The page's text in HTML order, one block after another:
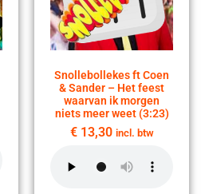
Snollebollekes ft Coen
& Sander – Het feest
waarvan ik morgen
niets meer weet (3:23)
€13,30 incl. btw